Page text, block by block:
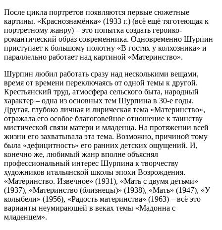
После цикла портретов появляются первые сюжетные
картины. «Краснознамёнка» (1933 г.) (всё ещё тяготеющая к
портретному жанру) – это попытка создать героико-
романтический образ современника. Одновременно Шурпин
приступает к большому полотну «В гостях у колхозника» и
параллельно работает над картиной «Материнство».
Шурпин любил работать сразу над несколькими вещами,
время от времени переключаясь от одной темы к другой.
Крестьянский труд, атмосфера сельского быта, народный
характер – одна из основных тем Шурпина в 30-е годы.
Другая, глубоко личная и лирическая тема «Материнство»,
отражала его особое благоговейное отношение к таинству
мистической связи матери и младенца. На протяжении всей
жизни его захватывала эта тема. Возможно, причиной тому
была «дефицитность» его ранних детских ощущений. И,
конечно же, любимый жанр вполне объяснял
профессиональный интерес Шурпина к творчеству
художников итальянской школы эпохи Возрождения.
«Материнство. Извечное» (1931), «Мать с двумя детьми»
(1937), «Материнство (близнецы)» (1938), «Мать» (1947), «У
колыбели» (1956), «Радость материнства» (1963) – всё это
варианты неумирающей в веках темы «Мадонна с
младенцем».